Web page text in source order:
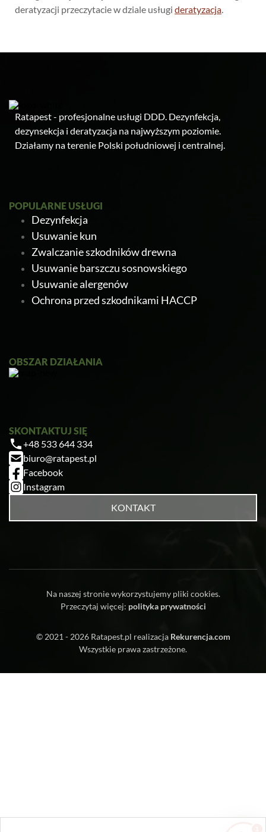
deratyzacji przeczytacie w dziale usługi deratyzacja.
Ratapest
Ratapest - profesjonalne usługi DDD. Dezynfekcja,
dezynsekcja i deratyzacja na najwyższym poziomie.
Działamy na terenie Polski południowej i centralnej.
OBSZAR DZIAŁANIA
POPULARNE USŁUGI
Dezynfekcja
Usuwanie kun
Zwalczanie szkodników drewna
Usuwanie barszczu sosnowskiego
Usuwanie alergenów
Ochrona przed szkodnikami HACCP
SKONTAKTUJ SIĘ
+48 533 644 334
biuro@ratapest.pl
Facebook
Instagram
KONTAKT
Na naszej stronie wykorzystujemy pliki cookies.
Przeczytaj więcej: polityka prywatności
© 2021 - 2026 Ratapest.pl realizacja Rekurencja.com
Wszystkie prawa zastrzeżone.